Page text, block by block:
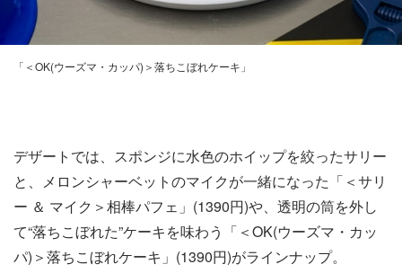
「＜OK(ウーズマ・カッパ)＞落ちこぼれケーキ」
デザートでは、スポンジに水色のホイップを絞ったサリー
と、メロンシャーベットのマイクが一緒になった「＜サリ
ー ＆ マイク＞相棒パフェ」(1390円)や、透明の筒を外し
て“落ちこぼれた”ケーキを味わう「＜OK(ウーズマ・カッ
パ)＞落ちこぼれケーキ」(1390円)がラインナップ。